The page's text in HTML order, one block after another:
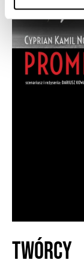
TWÓRCY